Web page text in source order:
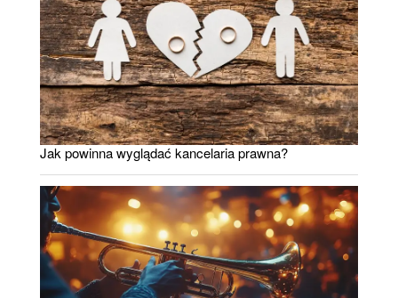
Jak powinna wyglądać kancelaria prawna?